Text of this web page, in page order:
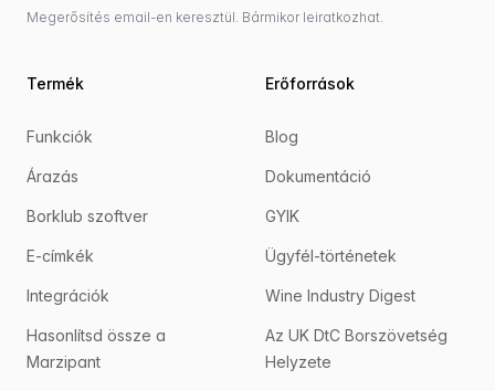
Megerősítés email-en keresztül. Bármikor leiratkozhat.
Termék
Funkciók
Árazás
Borklub szoftver
E-címkék
Integrációk
Hasonlítsd össze a
Marzipant
Erőforrások
Blog
Dokumentáció
GYIK
Ügyfél-történetek
Wine Industry Digest
Az UK DtC Borszövetség
Helyzete